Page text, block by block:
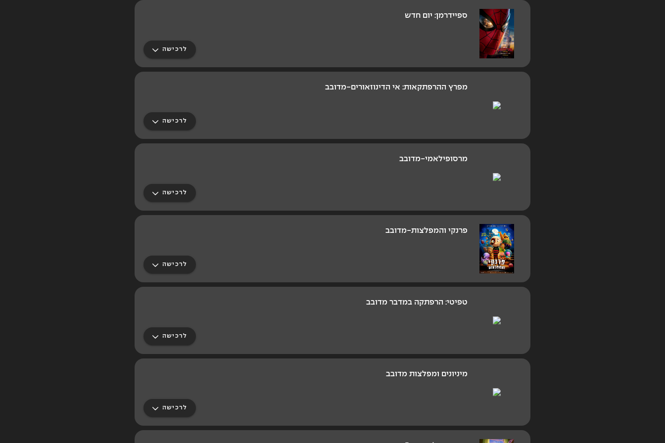
ספיידרמן: יום חדש
לרכישה
מפרץ ההרפתקאות: אי הדינוזאורים-מדובב
לרכישה
מרסופילאמי-מדובב
לרכישה
פרנקי והמפלצות-מדובב
לרכישה
טפיטי: הרפתקה במדבר מדובב
לרכישה
מיניונים ומפלצות מדובב
לרכישה